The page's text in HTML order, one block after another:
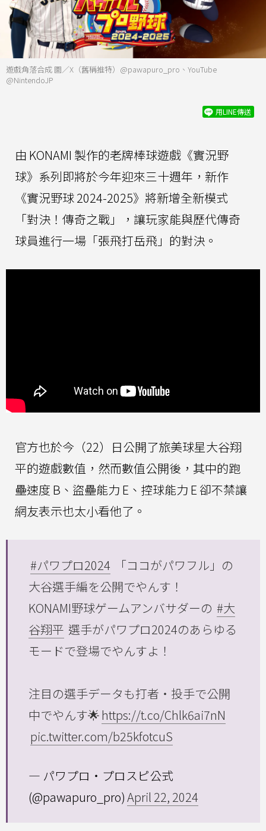
遊戲角落合成 圖／X（舊稱推特）@pawapuro_pro、YouTube
@NintendoJP
用LINE傳送
由 KONAMI 製作的老牌棒球遊戲《實況野
球》系列即將於今年迎來三十週年，新作
《實況野球 2024-2025》將新增全新模式
「對決！傳奇之戰」，讓玩家能與歷代傳奇
球員進行一場「張飛打岳飛」的對決。
官方也於今（22）日公開了旅美球星大谷翔
平的遊戲數值，然而數值公開後，其中的跑
壘速度 B、盜壘能力 E、控球能力 E 卻不禁讓
網友表示也太小看他了。
#パワプロ2024
「ココがパワフル」の
大谷選手編を公開でやんす！
KONAMI野球ゲームアンバサダーの #大
谷翔平 選手がパワプロ2024のあらゆる
モードで登場でやんすよ！
注目の選手データも打者・投手で公開
中でやんす🌟https://t.co/Chlk6ai7nN
pic.twitter.com/b25kfotcuS
— パワプロ・プロスピ公式
(@pawapuro_pro)April 22, 2024